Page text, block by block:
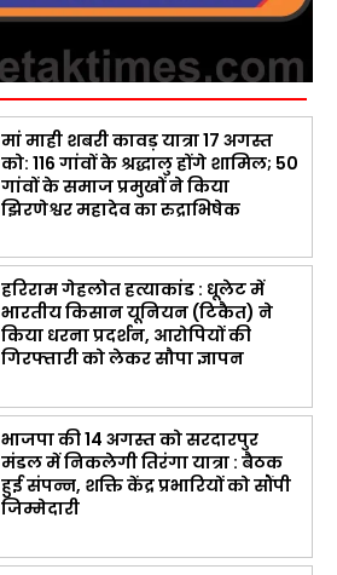
मां माही शबरी कावड़ यात्रा 17 अगस्त
को: 116 गांवों के श्रद्धालु होंगे शामिल; 50
गांवों के समाज प्रमुखों ने किया
झिरणेश्वर महादेव का रुद्राभिषेक
हरिराम गेहलोत हत्याकांड : धूलेट में
भारतीय किसान यूनियन (टिकैत) ने
किया धरना प्रदर्शन, आरोपियों की
गिरफ्तारी को लेकर सौपा ज्ञापन
भाजपा की 14 अगस्त को सरदारपुर
मंडल में निकलेगी तिरंगा यात्रा : बैठक
हुई संपन्न, शक्ति केंद्र प्रभारियों को सौंपी
जिम्मेदारी